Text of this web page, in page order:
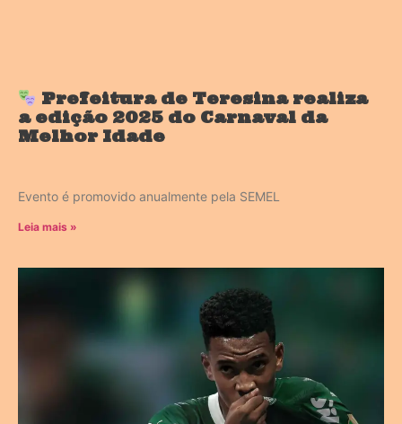
Prefeitura de Teresina realiza
a edição 2025 do Carnaval da
Melhor Idade
Evento é promovido anualmente pela SEMEL
Leia mais »